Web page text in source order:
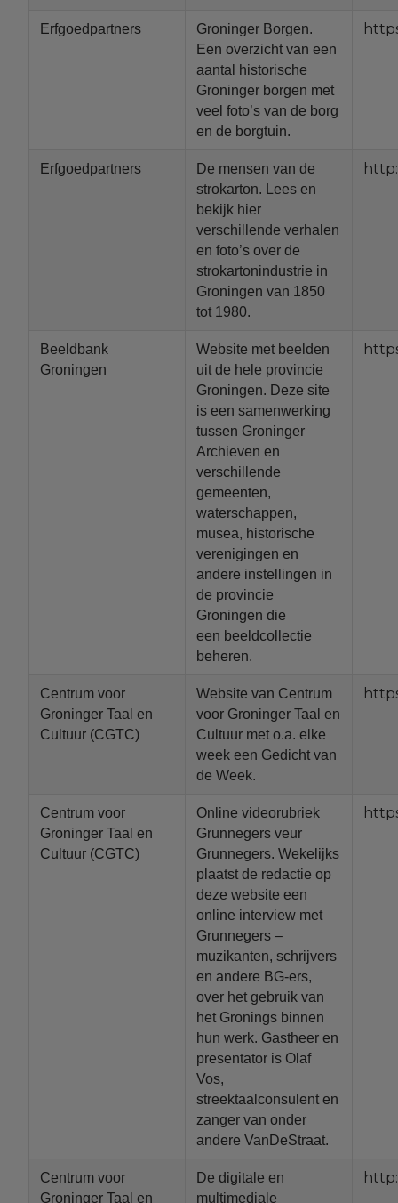
Erfgoedpartners
Groninger Borgen.
Een overzicht van een
aantal historische
Groninger borgen met
veel foto’s van de borg
en de borgtuin.
Erfgoedpartners
De mensen van de
strokarton. Lees en
bekijk hier
verschillende verhalen
en foto’s over de
strokartonindustrie in
Groningen van 1850
tot 1980.
Beeldbank
Groningen
Website met beelden
uit de hele provincie
Groningen. Deze site
is een samenwerking
tussen Groninger
Archieven en
verschillende
gemeenten,
waterschappen,
musea, historische
verenigingen en
andere instellingen in
de provincie
Groningen die
een beeldcollectie
beheren.
Centrum voor
Groninger Taal en
Cultuur (CGTC)
Website van Centrum
voor Groninger Taal en
Cultuur met o.a. elke
week een Gedicht van
de Week.
Centrum voor
Groninger Taal en
Cultuur (CGTC)
Online videorubriek
Grunnegers veur
Grunnegers. Wekelijks
plaatst de redactie op
deze website een
online interview met
Grunnegers –
muzikanten, schrijvers
en andere BG-ers,
over het gebruik van
het Gronings binnen
hun werk. Gastheer en
presentator is Olaf
Vos,
streektaalconsulent en
zanger van onder
andere VanDeStraat.
Centrum voor
Groninger Taal en
De digitale en
multimediale